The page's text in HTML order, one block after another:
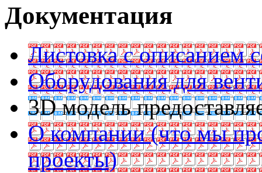
Документация
Листовка с описанием
Оборудования для
3D модель
О компании (что мы
проекты)